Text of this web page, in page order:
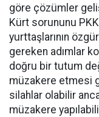
göre çözümler
Kürt sorununu
yurttaşlarının
gereken adımlar
doğru bir tutum
müzakere etmesi
silahlar olabilir
müzakere